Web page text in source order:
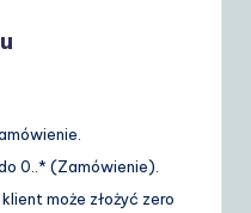
0..* (Zamówienie).
klient może złożyć zero